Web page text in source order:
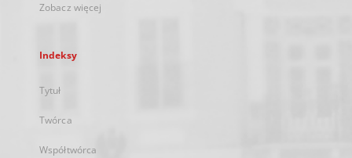
Zobacz więcej
Indeksy
Tytuł
Twórca
Współtwórca